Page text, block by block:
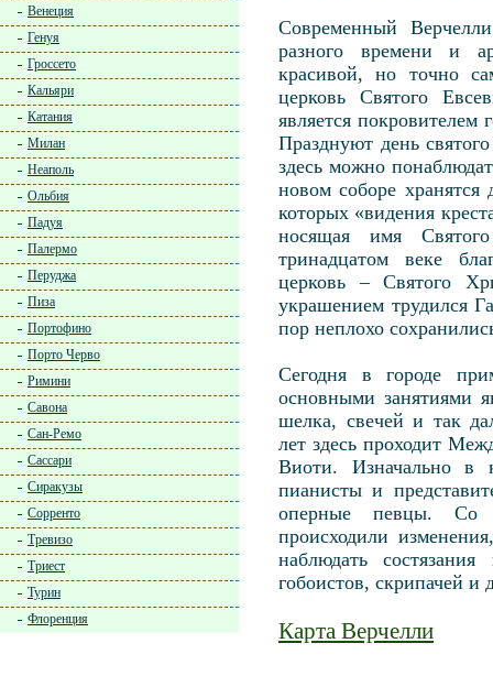
Современный
разного времени и
красивой, но точно
церковь Святого
является покровителем
Празднуют день
здесь можно
новом соборе хранятся
которых «видения
носящая имя
тринадцатом веке
церковь – Святого
украшением трудился
пор неплохо
Сегодня в городе
основными занятиями
шелка, свечей и так
лет здесь проходит
Виоти. Изначально в
пианисты и
оперные певцы. Со
происходили
наблюдать
гобоистов, скрипачей и
Карта Верчелли
Венеция
Генуя
Гроссето
Кальяри
Катания
Милан
Неаполь
Ольбия
Падуя
Палермо
Перуджа
Пиза
Портофино
Порто Черво
Римини
Савона
Сан-Ремо
Сассари
Сиракузы
Сорренто
Тревизо
Триест
Турин
Флоренция